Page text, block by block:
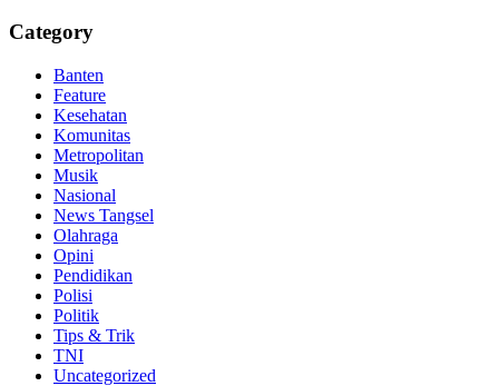
Category
Banten
Feature
Kesehatan
Komunitas
Metropolitan
Musik
Nasional
News Tangsel
Olahraga
Opini
Pendidikan
Polisi
Politik
Tips & Trik
TNI
Uncategorized